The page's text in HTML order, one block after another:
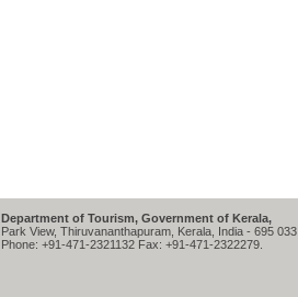
Department of Tourism, Government of Kerala,
Park View, Thiruvananthapuram, Kerala, India - 695 033
Phone: +91-471-2321132 Fax: +91-471-2322279.